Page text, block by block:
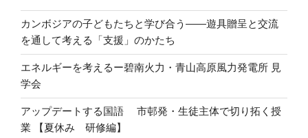
カンボジアの子どもたちと学び合う――遊具贈呈と交流
を通して考える「支援」のかたち
エネルギーを考えるー碧南火力・青山高原風力発電所 見
学会
アップデートする国語 市邨発・生徒主体で切り拓く授
業 【夏休み 研修編】